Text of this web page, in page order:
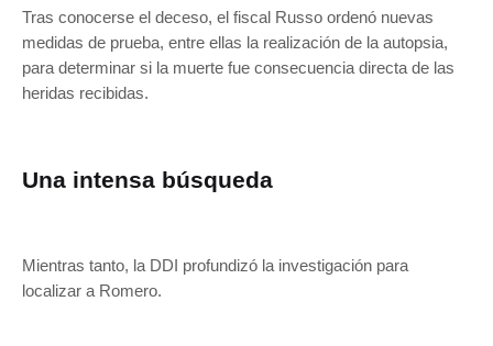
Tras conocerse el deceso, el fiscal Russo ordenó nuevas
medidas de prueba, entre ellas la realización de la autopsia,
para determinar si la muerte fue consecuencia directa de las
heridas recibidas.
Una intensa búsqueda
Mientras tanto, la DDI profundizó la investigación para
localizar a Romero.